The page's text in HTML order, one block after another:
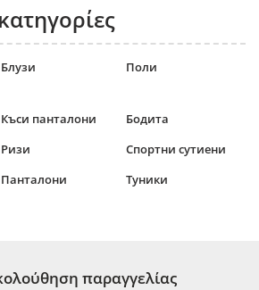
Блузи Поли
Къси панталони
Бодита
Ризи
Спортни сутиени
Панталони Туники
παραγγελίας